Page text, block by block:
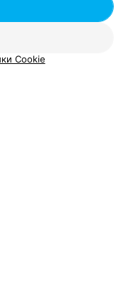
Cookie